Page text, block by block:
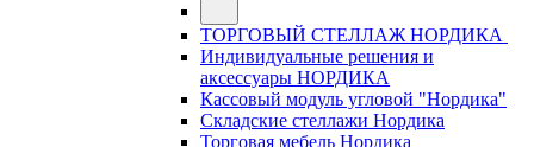
ТОРГОВЫЙ СТЕЛЛАЖ НОРДИКА
Индивидуальные решения и
аксессуары НОРДИКА
Кассовый модуль угловой "Нордика"
Складские стеллажи Нордика
Торговая мебель Нордика